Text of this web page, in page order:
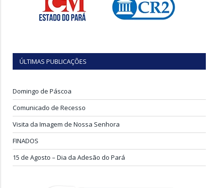
ÚLTIMAS PUBLICAÇÕES
Domingo de Páscoa
Comunicado de Recesso
Visita da Imagem de Nossa Senhora
FINADOS
15 de Agosto – Dia da Adesão do Pará